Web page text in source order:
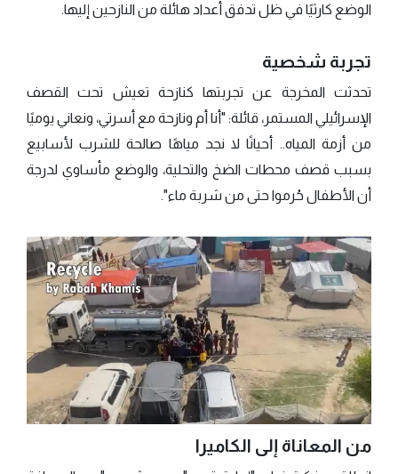
الوضع كارثيًا في ظل تدفق أعداد هائلة من النازحين إليها.
تجربة شخصية
تحدثت المخرجة عن تجربتها كنازحة تعيش تحت القصف
الإسرائيلي المستمر، قائلة: "أنا أم ونازحة مع أسرتي، ونعاني يوميًا
من أزمة المياه.. أحيانًا لا نجد مياهًا صالحة للشرب لأسابيع
بسبب قصف محطات الضخ والتحلية، والوضع مأساوي لدرجة
أن الأطفال حُرموا حتى من شربة ماء".
من المعاناة إلى الكاميرا